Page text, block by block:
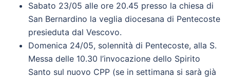
Sabato 23/05 alle ore 20.45 presso la chiesa di
San Bernardino la veglia diocesana di Pentecoste
presieduta dal Vescovo.
Domenica 24/05, solennità di Pentecoste, alla S.
Messa delle 10.30 l’invocazione dello Spirito
Santo sul nuovo CPP (se in settimana si sarà già